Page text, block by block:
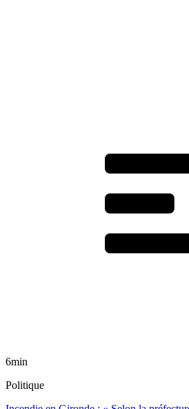
6min
Politique